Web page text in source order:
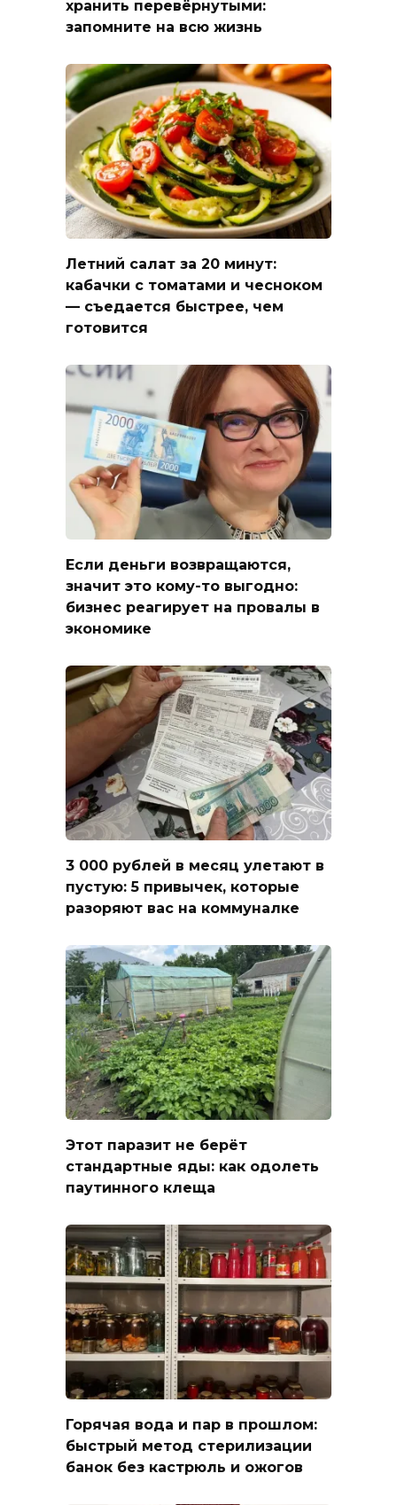
хранить перевёрнутыми:
запомните на всю жизнь
Летний салат за 20 минут:
кабачки с томатами и чесноком
— съедается быстрее, чем
готовится
Если деньги возвращаются,
значит это кому-то выгодно:
бизнес реагирует на провалы в
экономике
3 000 рублей в месяц улетают в
пустую: 5 привычек, которые
разоряют вас на коммуналке
Этот паразит не берёт
стандартные яды: как одолеть
паутинного клеща
Горячая вода и пар в прошлом:
быстрый метод стерилизации
банок без кастрюль и ожогов